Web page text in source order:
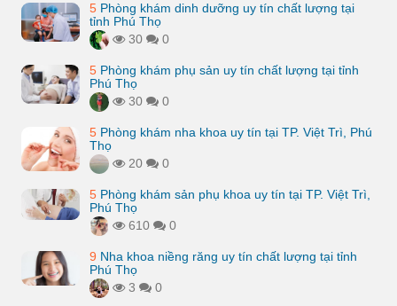
5 Phòng khám dinh dưỡng uy tín chất lượng tại
tỉnh Phú Thọ
30
0
5 Phòng khám phụ sản uy tín chất lượng tại tỉnh
Phú Thọ
30
0
5 Phòng khám nha khoa uy tín tại TP. Việt Trì, Phú
Thọ
20
0
5 Phòng khám sản phụ khoa uy tín tại TP. Việt Trì,
Phú Thọ
610
0
9 Nha khoa niềng răng uy tín chất lượng tại tỉnh
Phú Thọ
3
0